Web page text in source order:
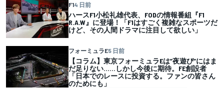
F14 日前
ハースF1小松礼雄代表、FODの情報番組『F1
R.A.W』に登場！「F1はすごく複雑なスポーツだ
けど、その人間ドラマに注目して欲しい」
フォーミュラE5 日前
【コラム】東京フォーミュラEは”夜遊び”にはま
だ足りない……しかし今後に期待。FE創設者
「日本でのレースに投資する。ファンの皆さん
のためにも」